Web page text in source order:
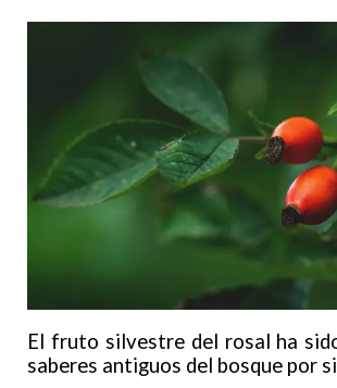
El fruto silvestre del rosal ha
saberes antiguos del bosque por